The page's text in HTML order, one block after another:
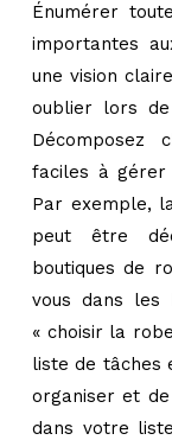
Énumérer
importantes
une vision
oublier lors
Décomposez
faciles à gérer
Par exemple,
peut être
boutiques de
vous dans les
« choisir la
liste de tâches
organiser et de
dans votre